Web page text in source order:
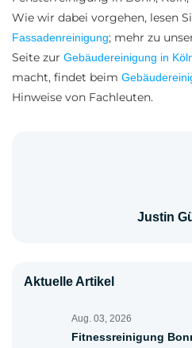
Wie wir dabei vorgehen, lesen
Fassadenreinigung; mehr zu
Seite zur Gebäudereinigung in
macht, findet beim
Hinweise von Fachleuten.
Justin
Aktuelle Artikel
Aug. 03, 2026
Fitnessreinigung